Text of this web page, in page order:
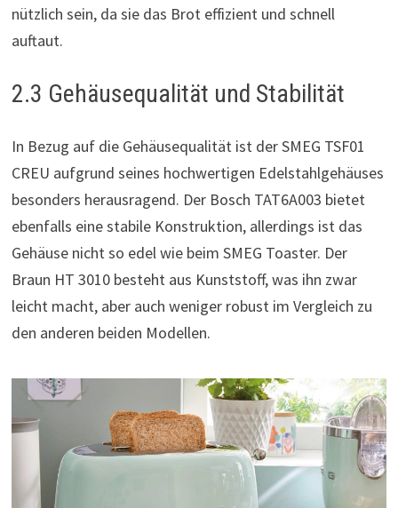
nützlich sein, da sie das Brot effizient und schnell
auftaut.
2.3 Gehäusequalität und Stabilität
In Bezug auf die Gehäusequalität ist der SMEG TSF01
CREU aufgrund seines hochwertigen Edelstahlgehäuses
besonders herausragend. Der Bosch TAT6A003 bietet
ebenfalls eine stabile Konstruktion, allerdings ist das
Gehäuse nicht so edel wie beim SMEG Toaster. Der
Braun HT 3010 besteht aus Kunststoff, was ihn zwar
leicht macht, aber auch weniger robust im Vergleich zu
den anderen beiden Modellen.